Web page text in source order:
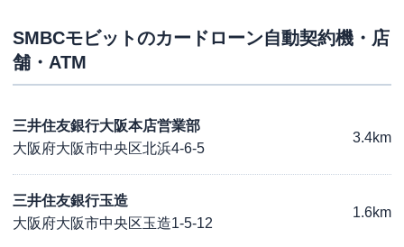
SMBCモビットのカードローン自動契約機・店
舗・ATM
三井住友銀行大阪本店営業部
大阪府大阪市中央区北浜4-6-5
3.4km
三井住友銀行玉造
大阪府大阪市中央区玉造1-5-12
1.6km